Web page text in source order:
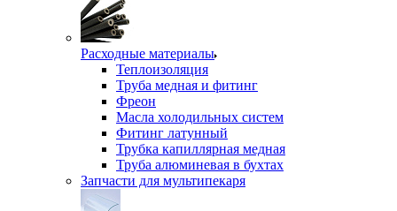
Расходные материалы
Теплоизоляция
Труба медная и фитинг
Фреон
Масла холодильных систем
Фитинг латунный
Трубка капиллярная медная
Труба алюминевая в бухтах
Запчасти для мультипекаря